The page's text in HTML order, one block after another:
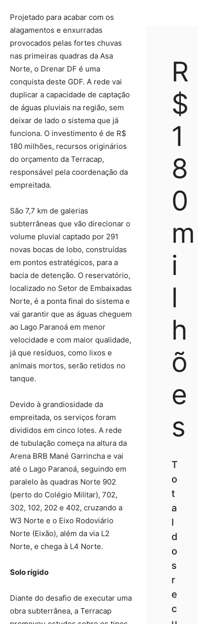
R
$
1
8
0
m
i
l
h
õ
e
s
T
o
t
a
l
d
o
s
r
e
c
Projetado para acabar com os
alagamentos e enxurradas
provocados pelas fortes chuvas
nas primeiras quadras da Asa
Norte, o Drenar DF é uma
conquista deste GDF. A rede vai
duplicar a capacidade de captação
de águas pluviais na região, sem
deixar de lado o sistema que já
funciona. O investimento é de R$
180 milhões, recursos originários
do orçamento da Terracap,
responsável pela coordenação da
empreitada.
São 7,7 km de galerias
subterrâneas que vão direcionar o
volume pluvial captado por 291
novas bocas de lobo, construídas
em pontos estratégicos, para a
bacia de detenção. O reservatório,
localizado no Setor de Embaixadas
Norte, é a ponta final do sistema e
vai garantir que as águas cheguem
ao Lago Paranoá em menor
velocidade e com maior qualidade,
já que resíduos, como lixos e
animais mortos, serão retidos no
tanque.
Devido à grandiosidade da
empreitada, os serviços foram
divididos em cinco lotes. A rede
de tubulação começa na altura da
Arena BRB Mané Garrincha e vai
até o Lago Paranoá, seguindo em
paralelo às quadras Norte 902
(perto do Colégio Militar), 702,
302, 102, 202 e 402, cruzando a
W3 Norte e o Eixo Rodoviário
Norte (Eixão), além da via L2
Norte, e chega à L4 Norte.
Solo rígido
Diante do desafio de executar uma
obra subterrânea, a Terracap